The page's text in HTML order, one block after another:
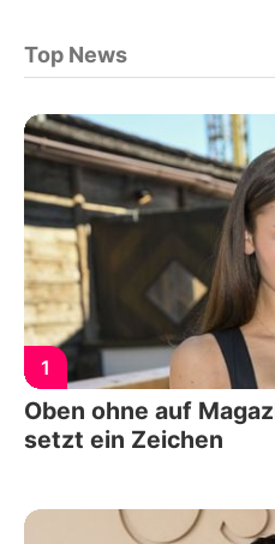
Top News
1
Oben ohne auf
setzt ein Zeichen